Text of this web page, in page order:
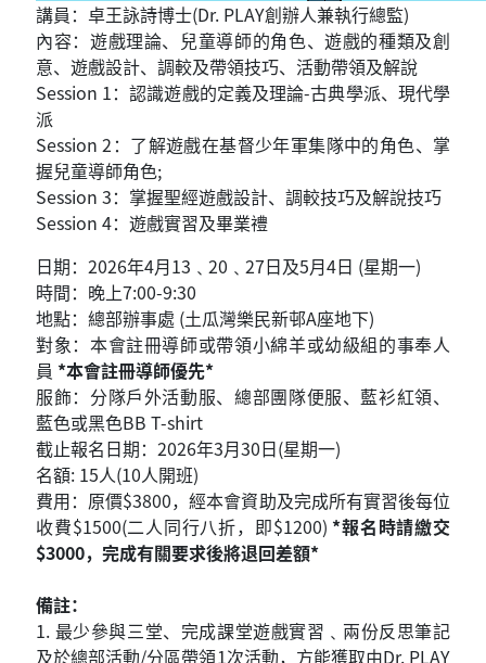
講員：卓王詠詩博士(Dr. PLAY創辦人兼執行總監)
內容：遊戲理論、兒童導師的角色、遊戲的種類及創
意、遊戲設計、調較及帶領技巧、活動帶領及解說
Session 1：認識遊戲的定義及理論-古典學派、現代學
派
Session 2：了解遊戲在基督少年軍集隊中的角色、掌
握兒童導師角色;
Session 3：掌握聖經遊戲設計、調較技巧及解說技巧
Session 4：遊戲實習及畢業禮
日期：2026年4月13﹑20﹑27日及5月4日 (星期一)
時間：晚上7:00-9:30
地點：總部辦事處 (土瓜灣樂民新邨A座地下)
對象：本會註冊導師或帶領小綿羊或幼級組的事奉人
員 *本會註冊導師優先*
服飾：分隊戶外活動服、總部團隊便服、藍衫紅領、
藍色或黑色BB T-shirt
截止報名日期：2026年3月30日(星期一)
名額: 15人(10人開班)
費用：原價$3800，經本會資助及完成所有實習後每位
收費$1500(二人同行八折，即$1200) *報名時請繳交
$3000，完成有關要求後將退回差額*
備註：
1. 最少參與三堂、完成課堂遊戲實習﹑兩份反思筆記
及於總部活動/分區帶領1次活動，方能獲取由Dr. PLAY